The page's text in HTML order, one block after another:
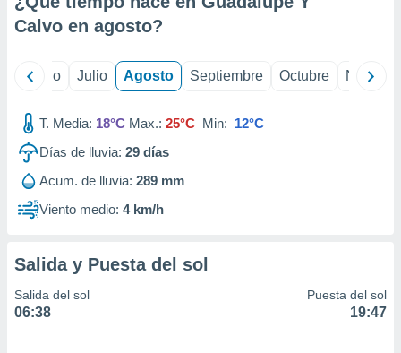
e
publicidad
publicidad
de
Calvo en agosto?
Junio Julio Agosto Septiembre Octubre
T. Media: 18°C Max.: 25°C Min: 12°C
Días de lluvia: 29 días
Acum. de lluvia: 289 mm
Viento medio: 4 km/h
Salida y Puesta del sol
Salida del sol
06:38
Puesta del sol
19:47